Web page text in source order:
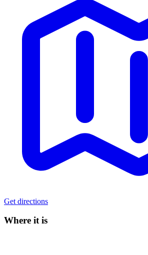
Get directions
Where it is